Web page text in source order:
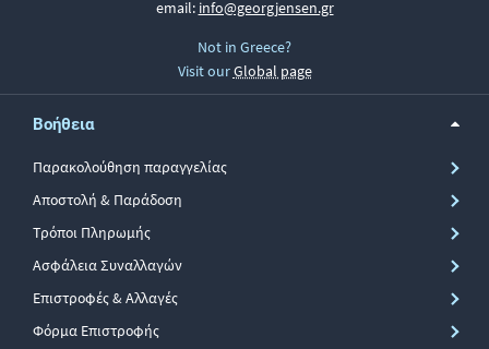
email: info@georgjensen.gr
Not in Greece?
Visit ourGlobal page
Βοήθεια
Παρακολούθηση παραγγελίας
Αποστολή & Παράδοση
Τρόποι Πληρωμής
Ασφάλεια Συναλλαγών
Επιστροφές & Αλλαγές
Φόρμα Επιστροφής